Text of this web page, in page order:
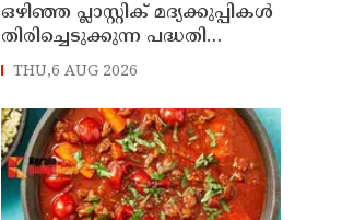
ഒഴിഞ്ഞ പ്ലാസ്റ്റിക് മദ്യക്കുപ്പികള്‍
തിരിച്ചെടുക്കുന്ന പദ്ധതി
നിര്‍ത്തലാക്കി ബെവ്കോ
THU,6 AUG 2026